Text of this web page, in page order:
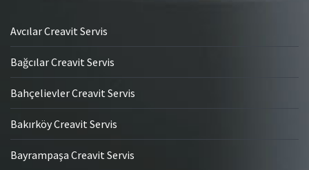
Avcılar Creavit Servis
Bağcılar Creavit Servis
Bahçelievler Creavit Servis
Bakırköy Creavit Servis
Bayrampaşa Creavit Servis